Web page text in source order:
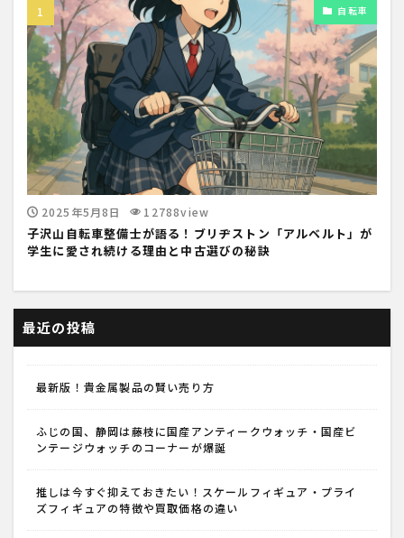
自転車
2025年5月8日 12788view
子沢山自転車整備士が語る！ブリヂストン「アルベルト」が
学生に愛され続ける理由と中古選びの秘訣
最近の投稿
最新版！貴金属製品の賢い売り方
ふじの国、静岡は藤枝に国産アンティークウォッチ・国産ビ
ンテージウォッチのコーナーが爆誕
推しは今すぐ抑えておきたい！スケールフィギュア・プライ
ズフィギュアの特徴や買取価格の違い